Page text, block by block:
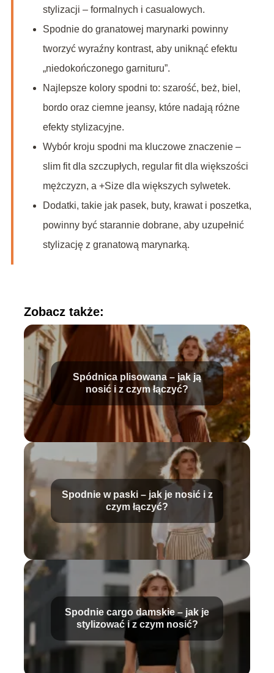
stylizacji – formalnych i casualowych.
Spodnie do granatowej marynarki powinny
tworzyć wyraźny kontrast, aby uniknąć efektu
„niedokończonego garnituru”.
Najlepsze kolory spodni to: szarość, beż, biel,
bordo oraz ciemne jeansy, które nadają różne
efekty stylizacyjne.
Wybór kroju spodni ma kluczowe znaczenie –
slim fit dla szczupłych, regular fit dla większości
mężczyzn, a +Size dla większych sylwetek.
Dodatki, takie jak pasek, buty, krawat i poszetka,
powinny być starannie dobrane, aby uzupełnić
stylizację z granatową marynarką.
Zobacz także:
Spódnica plisowana – jak ją
nosić i z czym łączyć?
Spodnie w paski – jak je nosić i z
czym łączyć?
Spodnie cargo damskie – jak je
stylizować i z czym nosić?